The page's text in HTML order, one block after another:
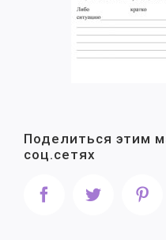
Поделиться этим
соц.сетях
FacebookTwitter